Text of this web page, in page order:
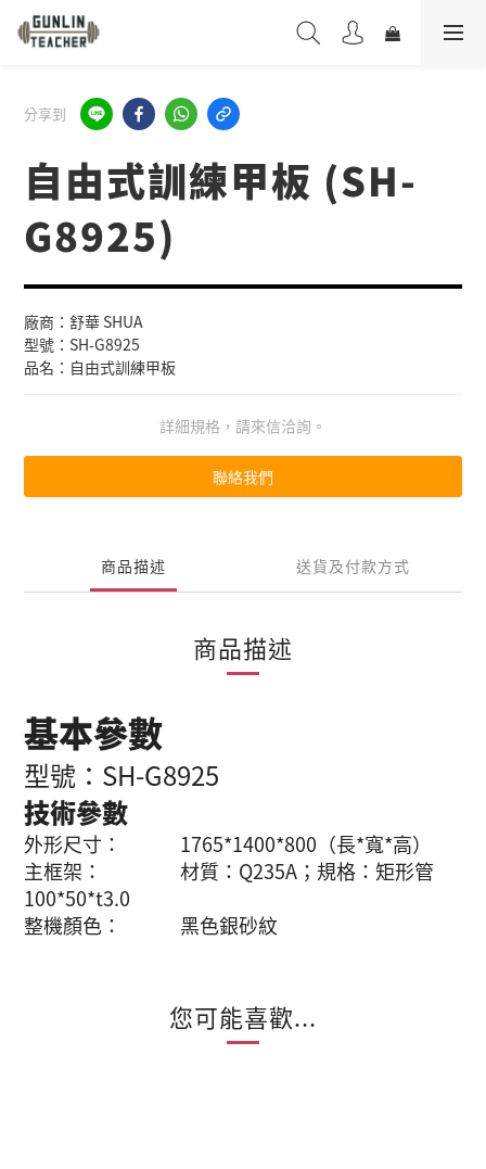
分享到
自由式訓練甲板 (SH-
G8925)
廠商：舒華 SHUA
型號：SH-G8925
品名：自由式訓練甲板
詳細規格，請來信洽詢。
聯絡我們
商品描述 送貨及付款方式
商品描述
基本參數
型號：SH-G8925
技術參數
外形尺寸： 1765*1400*800（長*寬*高）
主框架： 材質：Q235A；規格：矩形管
100*50*t3.0
整機顏色： 黑色銀砂紋
您可能喜歡...